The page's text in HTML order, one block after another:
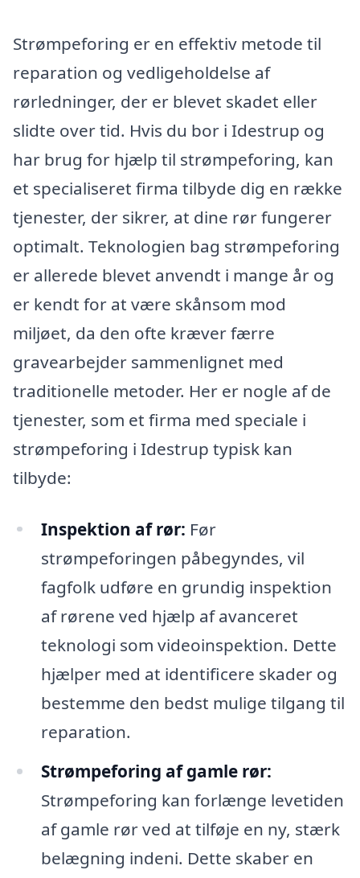
Strømpeforing er en effektiv metode til
reparation og vedligeholdelse af
rørledninger, der er blevet skadet eller
slidte over tid. Hvis du bor i Idestrup og
har brug for hjælp til strømpeforing, kan
et specialiseret firma tilbyde dig en række
tjenester, der sikrer, at dine rør fungerer
optimalt. Teknologien bag strømpeforing
er allerede blevet anvendt i mange år og
er kendt for at være skånsom mod
miljøet, da den ofte kræver færre
gravearbejder sammenlignet med
traditionelle metoder. Her er nogle af de
tjenester, som et firma med speciale i
strømpeforing i Idestrup typisk kan
tilbyde:
Inspektion af rør: Før
strømpeforingen påbegyndes, vil
fagfolk udføre en grundig inspektion
af rørene ved hjælp af avanceret
teknologi som videoinspektion. Dette
hjælper med at identificere skader og
bestemme den bedst mulige tilgang til
reparation.
Strømpeforing af gamle rør:
Strømpeforing kan forlænge levetiden
af gamle rør ved at tilføje en ny, stærk
belægning indeni. Dette skaber en